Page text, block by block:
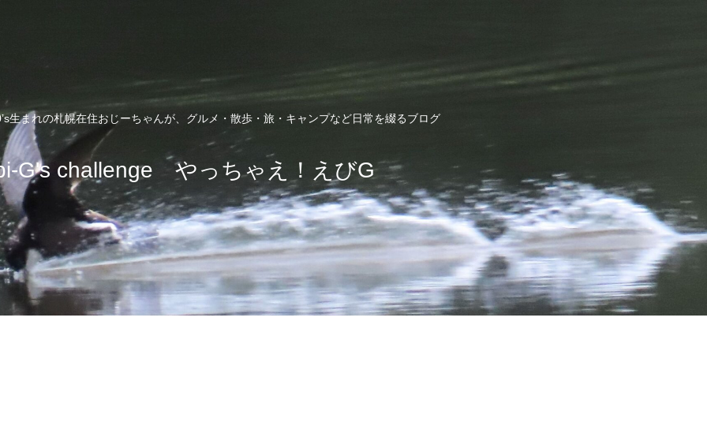
生まれの札幌在住おじーちゃんが、グルメ・散歩・旅・キャンプなど日常を綴るブログ
G's challenge やっちゃえ！えびG